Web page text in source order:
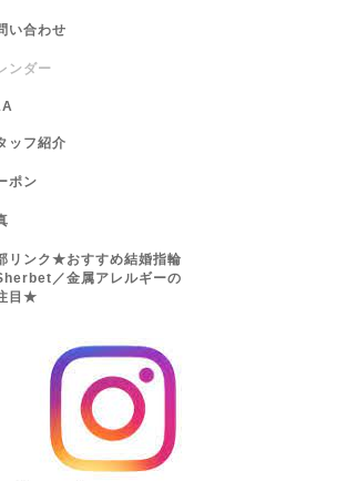
い合わせ
ンダー
ッフ紹介
ポン
リンク★おすすめ結婚指輪
／金属アレルギーの
目★